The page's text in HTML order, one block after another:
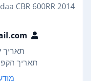
2014 Superbike Hondaa CBR 600RR
תאריך
תאריך הקפצה